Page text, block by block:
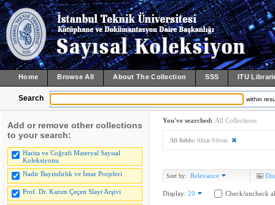
Home Browse All About The Collection SSS ITU
Search within
Add or remove other collections
to your search:
Harita ve Coğrafi Materyal Sayısal
Koleksiyonu
Nadir Bayındırlık ve İmar Projeleri
Prof. Dr. Kazım Çeçen Slayt Arşivi
You've searched: All Collections
All fields: Ahlat-Silvan
Sort by: Relevance
Display: 20 Check/uncheck